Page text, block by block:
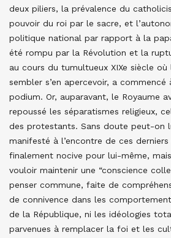
deux piliers, la prévalence du
pouvoir du roi par le sacre, et
politique national par rapport à la
été rompu par la Révolution et la
au cours du tumultueux XIXe siècle où
sembler s’en apercevoir, a commencé
podium. Or, auparavant, le Royaume
repoussé les séparatismes religieux,
des protestants. Sans doute peut-on
manifesté à l’encontre de ces
finalement nocive pour lui-même,
vouloir maintenir une “conscience
penser commune, faite de
de connivence dans les
de la République, ni les idéologies
parvenues à remplacer la foi et les